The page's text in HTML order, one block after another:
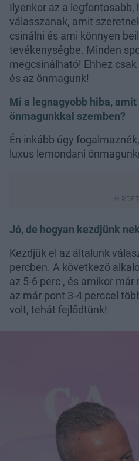
Ilyenkor az a legfontosabb,
válasszanak, amit
csinálni és ami könnyen
tevékenységbe. Minden
megcsinálható! Ehhez
és az önmagunk!
Mi a legnagyobb hiba,
önmagunkkal szemben?
Én inkább úgy
luxus lemondani
Jó, de hogyan kezdjünk
Kezdjük el az általunk
percben. A következő
az 5-6 perc , és amikor
az már pont 3-4 perccel
volt, tehát fejlődtünk!